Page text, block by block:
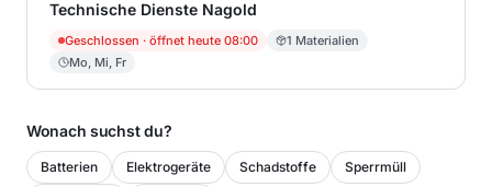
Technische Dienste Nagold
Geschlossen · öffnet heute 08:00 1 Materialien
Mo, Mi, Fr
Wonach suchst du?
Batterien Elektrogeräte Schadstoffe
Sperrmüll